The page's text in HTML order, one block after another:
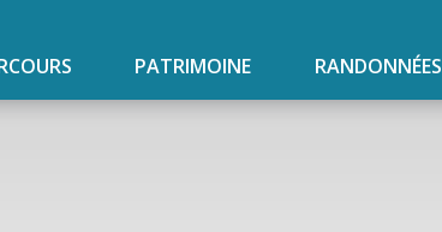
PATRIMOINE RANDONNÉES